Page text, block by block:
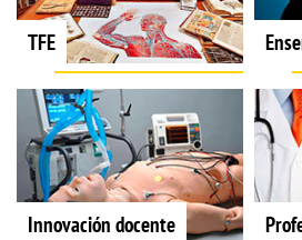
TFE
Innovación docente